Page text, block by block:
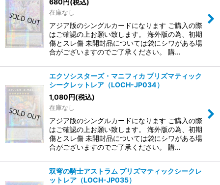
680円(税込)
在庫なし
アジア版のシングルカードになります ご購入の際
はご確認の上お願い致します。 海外版の為、初期
傷とスレ傷 未開封品については袋にシワがある場
合がございますのでご了承ください。 購…
エクソシスターズ・マニフィカ プリズマティック
シークレットレア（LOCH-JP034）
1,080円(税込)
在庫なし
アジア版のシングルカードになります ご購入の際
はご確認の上お願い致します。 海外版の為、初期
傷とスレ傷 未開封品については袋にシワがある場
合がございますのでご了承ください。 購…
双穹の騎士アストラム プリズマティックシークレ
ットレア（LOCH-JP035）